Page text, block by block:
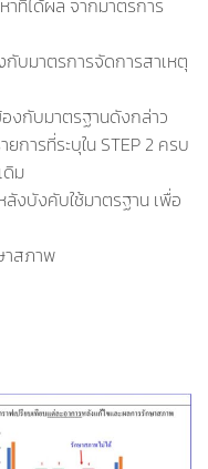
บมาตรการจัดการสาเหตุ
งกับมาตรฐานดังกล่าว
การที่ระบุใน STEP 2 ครบ
ดิม
ลังบังคับใช้มาตรฐาน เพื่อ
าสภาพ